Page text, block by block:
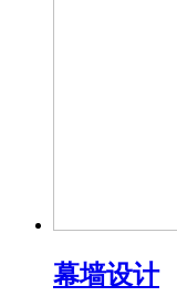
幕墙设计